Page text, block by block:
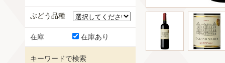
ぶどう品種
在庫 在庫あり
キーワードで検索